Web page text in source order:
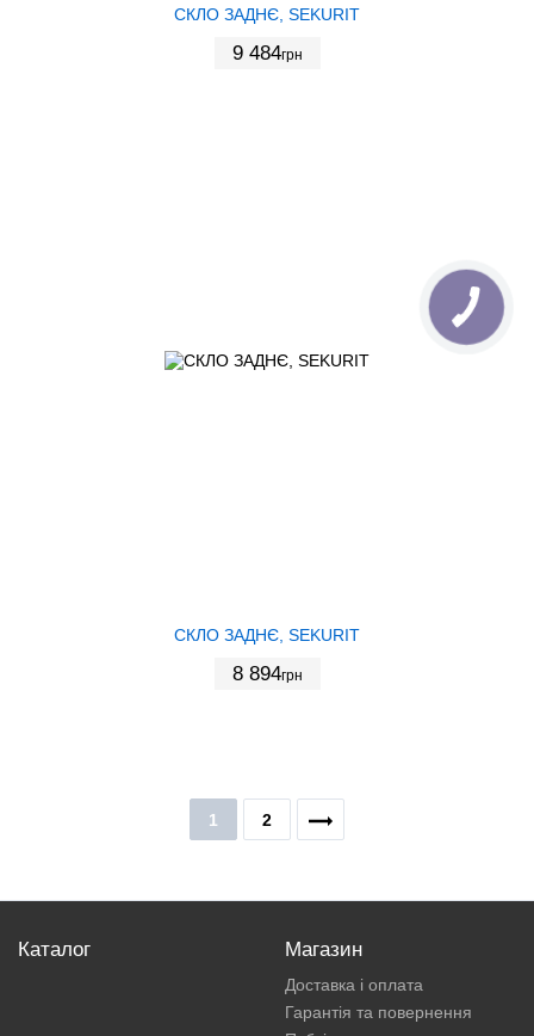
СКЛО ЗАДНЄ, SEKURIT
9 484грн
СКЛО ЗАДНЄ, SEKURIT
8 894грн
1 2
Каталог Магазин
Доставка і оплата
Гарантія та повернення